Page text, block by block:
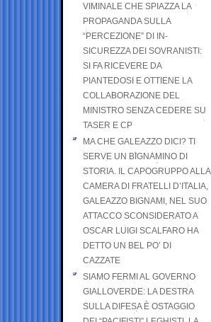
VIMINALE CHE SPIAZZA LA
PROPAGANDA SULLA
“PERCEZIONE” DI IN-
SICUREZZA DEI SOVRANISTI:
SI FA RICEVERE DA
PIANTEDOSI E OTTIENE LA
COLLABORAZIONE DEL
MINISTRO SENZA CEDERE SU
TASER E CP
MA CHE GALEAZZO DICI? TI
SERVE UN BIGNAMINO DI
STORIA. IL CAPOGRUPPO ALLA
CAMERA DI FRATELLI D’ITALIA,
GALEAZZO BIGNAMI, NEL SUO
ATTACCO SCONSIDERATO A
OSCAR LUIGI SCALFARO HA
DETTO UN BEL PO’ DI
CAZZATE
SIAMO FERMI AL GOVERNO
GIALLOVERDE: LA DESTRA
SULLA DIFESA È OSTAGGIO